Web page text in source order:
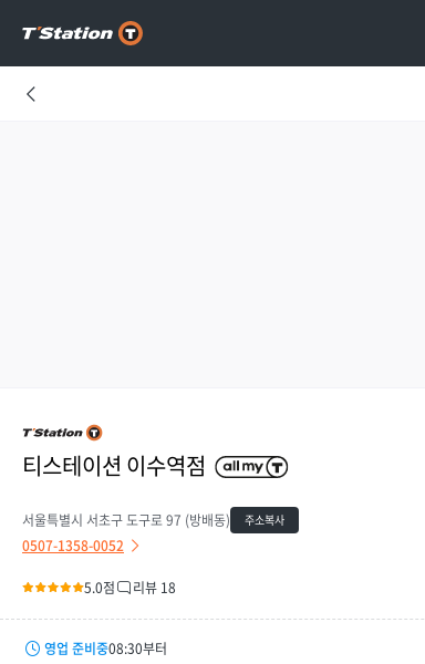
티스테이션 이수역점
서울특별시 서초구 도구로 97 (방배동) 주소복사
0507-1358-0052
5.0점 리뷰 18
영업 준비중08:30부터